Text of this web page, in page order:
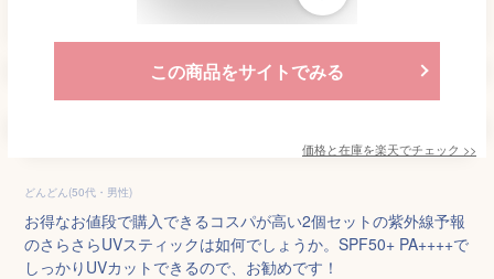
この商品をサイトでみる
価格と在庫を楽天でチェック >>
どんどん(50代・男性)
お得なお値段で購入できるコスパが高い2個セットの紫外線予報
のさらさらUVスティックは如何でしょうか。SPF50+ PA++++で
しっかりUVカットできるので、お勧めです！